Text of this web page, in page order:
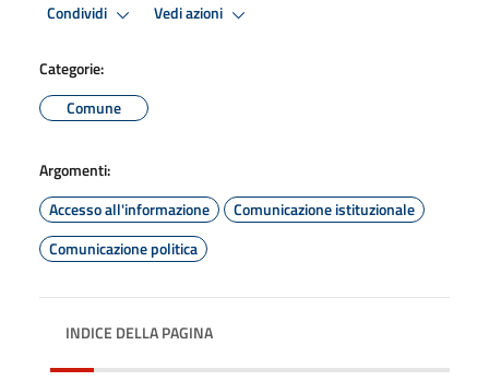
Condividi Vedi azioni
Categorie:
Comune
Argomenti:
Accesso all'informazione
Comunicazione istituzionale
Comunicazione politica
INDICE DELLA PAGINA